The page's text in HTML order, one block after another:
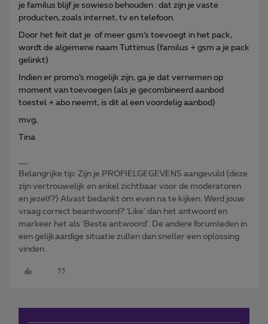
je familus blijf je sowieso behouden : dat zijn je vaste
producten, zoals internet, tv en telefoon.
Door het feit dat je of meer gsm’s toevoegt in het pack,
wordt de algemene naam Tuttimus (familus + gsm a je pack
gelinkt)
Indien er promo’s mogelijk zijn, ga je dat vernemen op
moment van toevoegen (als je gecombineerd aanbod
toestel + abo neemt, is dit al een voordelig aanbod)
mvg,
Tina
Belangrijke tip: Zijn je PROFIELGEGEVENS aangevuld (deze
zijn vertrouwelijk en enkel zichtbaar voor de moderatoren
en jezelf?) Alvast bedankt om even na te kijken. Werd jouw
vraag correct beantwoord? ‘Like’ dan het antwoord en
markeer het als 'Beste antwoord'. De andere forumleden in
een gelijkaardige situatie zullen dan sneller een oplossing
vinden.